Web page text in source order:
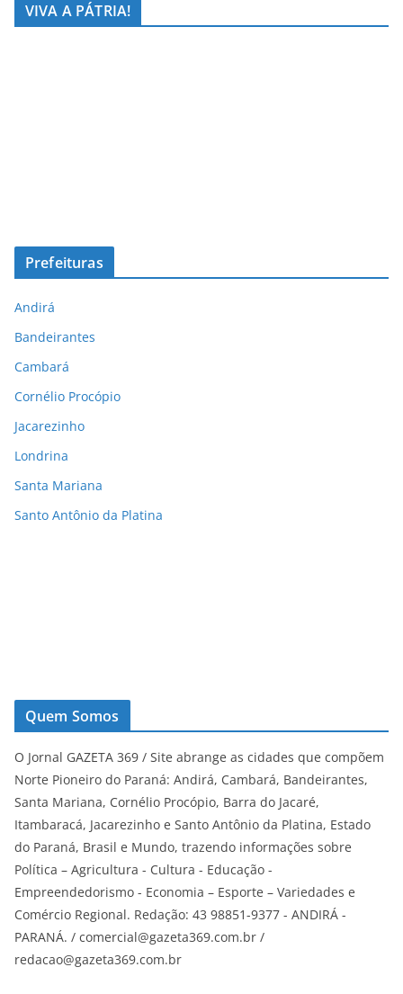
VIVA A PÁTRIA!
Prefeituras
Andirá
Bandeirantes
Cambará
Cornélio Procópio
Jacarezinho
Londrina
Santa Mariana
Santo Antônio da Platina
Quem Somos
O Jornal GAZETA 369 / Site abrange as cidades que compõem
Norte Pioneiro do Paraná: Andirá, Cambará, Bandeirantes,
Santa Mariana, Cornélio Procópio, Barra do Jacaré,
Itambaracá, Jacarezinho e Santo Antônio da Platina, Estado
do Paraná, Brasil e Mundo, trazendo informações sobre
Política – Agricultura - Cultura - Educação -
Empreendedorismo - Economia – Esporte – Variedades e
Comércio Regional. Redação: 43 98851-9377 - ANDIRÁ -
PARANÁ. / comercial@gazeta369.com.br /
redacao@gazeta369.com.br